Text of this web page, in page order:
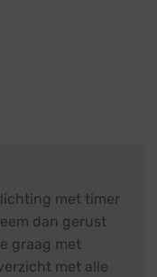
met timer
dan gerust
graag met
met alle